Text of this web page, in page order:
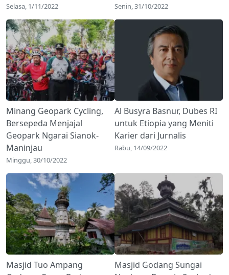
Selasa, 1/11/2022 Senin, 31/10/2022
Minang Geopark Cycling,
Bersepeda Menjajal
Geopark Ngarai Sianok-
Maninjau
Minggu, 30/10/2022
Al Busyra Basnur, Dubes RI
untuk Etiopia yang Meniti
Karier dari Jurnalis
Rabu, 14/09/2022
Masjid Tuo Ampang
Masjid Godang Sungai